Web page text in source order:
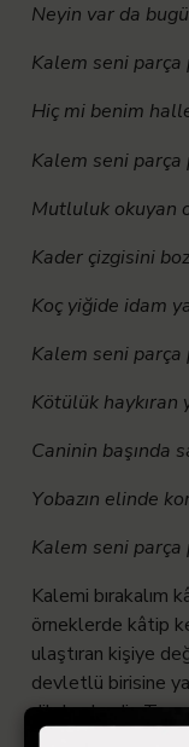
Neyin var da
Kalem seni parça
Hiç mi benim
Kalem seni parça
Mutluluk okuyan
Kader çizgisini
Koç yiğide idam
Kalem seni parça
Kötülük haykıran
Caninin başında
Yobazın elinde
Kalem seni parça
Kalemi bırakalım
örneklerde kâtip
ulaştıran kişiye
devletlü birisine
dilekçelerdir.
yazmaz hatta işi